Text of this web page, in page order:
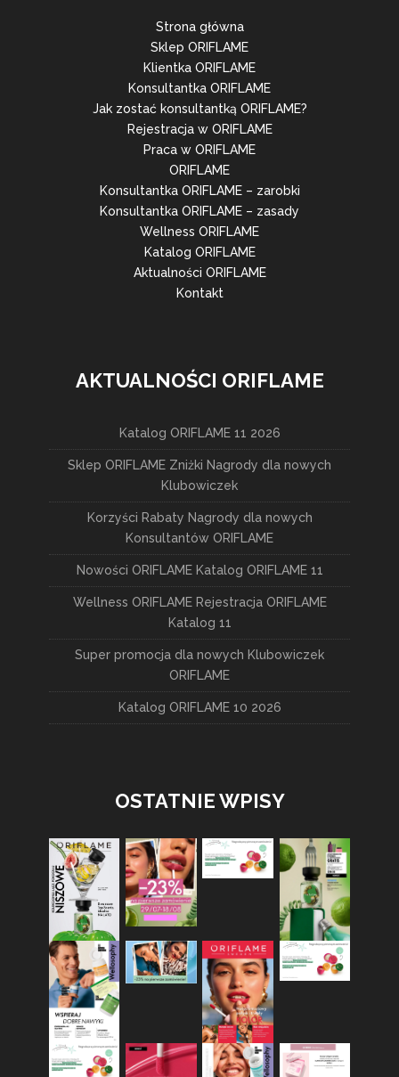
Strona główna
Sklep ORIFLAME
Klientka ORIFLAME
Konsultantka ORIFLAME
Jak zostać konsultantką ORIFLAME?
Rejestracja w ORIFLAME
Praca w ORIFLAME
ORIFLAME
Konsultantka ORIFLAME – zarobki
Konsultantka ORIFLAME – zasady
Wellness ORIFLAME
Katalog ORIFLAME
Aktualności ORIFLAME
Kontakt
AKTUALNOŚCI ORIFLAME
Katalog ORIFLAME 11 2026
Sklep ORIFLAME Zniżki Nagrody dla nowych
Klubowiczek
Korzyści Rabaty Nagrody dla nowych
Konsultantów ORIFLAME
Nowości ORIFLAME Katalog ORIFLAME 11
Wellness ORIFLAME Rejestracja ORIFLAME
Katalog 11
Super promocja dla nowych Klubowiczek
ORIFLAME
Katalog ORIFLAME 10 2026
OSTATNIE WPISY